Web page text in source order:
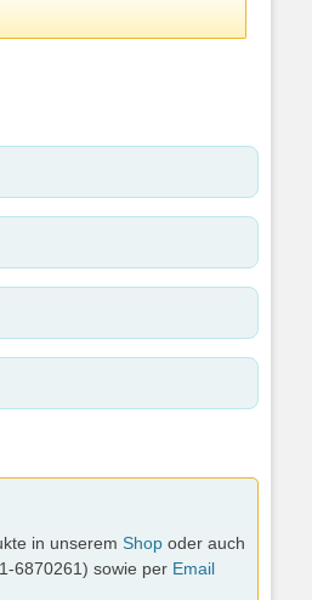
in unserem Shop oder auch
6870261) sowie per Email